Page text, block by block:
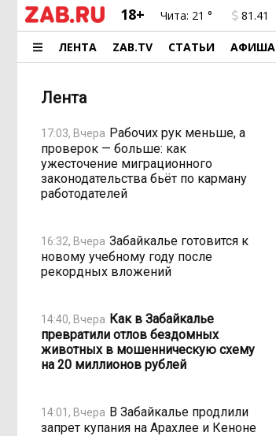
18+ Чита: 21 ° 81.41
ЛЕНТА ZAB.TV СТАТЬИ АФИША
Лента
17:03, Вчера Рабочих рук меньше, а
проверок — больше: как
ужесточение миграционного
законодательства бьёт по карману
работодателей
16:32, Вчера Забайкалье готовится к
новому учебному году после
рекордных вложений
14:40, Вчера Как в Забайкалье
превратили отлов бездомных
животных в мошенническую схему
на 20 миллионов рублей
14:01, Вчера В Забайкалье продлили
запрет купания на Арахлее и Кеноне